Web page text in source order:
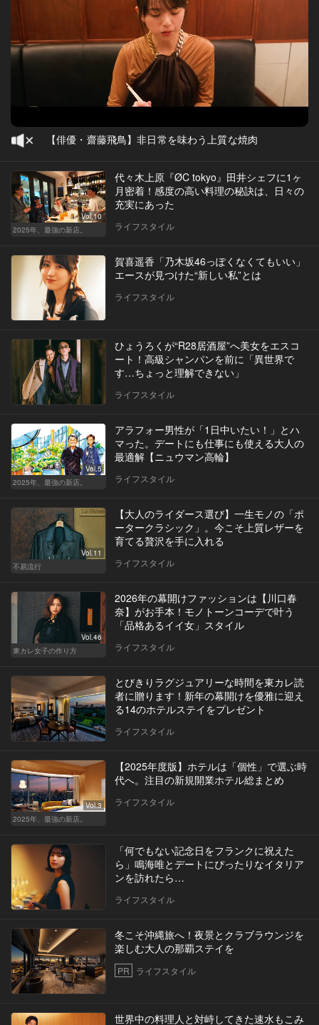
【俳優・齋藤飛鳥】非日常を味わう上質な焼肉
Vol.10
2025年、最強の新店。
代々木上原『ØC tokyo』田井シェフに1ヶ
月密着！感度の高い料理の秘訣は、日々の
充実にあった
ライフスタイル
賀喜遥香「乃木坂46っぽくなくてもいい」
エースが見つけた“新しい私”とは
ライフスタイル
ひょうろくが“R28居酒屋”へ美女をエスコ
ート！高級シャンパンを前に「異世界で
す…ちょっと理解できない」
ライフスタイル
Vol.5
2025年、最強の新店。
アラフォー男性が「1日中いたい！」とハ
マった。デートにも仕事にも使える大人の
最適解【ニュウマン高輪】
ライフスタイル
Vol.11
不易流行
【大人のライダース選び】一生モノの「ポ
ータークラシック」。今こそ上質レザーを
育てる贅沢を手に入れる
ライフスタイル
Vol.46
東カレ女子の作り方
2026年の幕開けファッションは【川口春
奈】がお手本！モノトーンコーデで叶う
「品格あるイイ女」スタイル
ライフスタイル
とびきりラグジュアリーな時間を東カレ読
者に贈ります！新年の幕開けを優雅に迎え
る14のホテルステイをプレゼント
ライフスタイル
Vol.3
2025年、最強の新店。
【2025年度版】ホテルは「個性」で選ぶ時
代へ。注目の新規開業ホテル総まとめ
ライフスタイル
「何でもない記念日をフランクに祝えた
ら」鳴海唯とデートにぴったりなイタリア
ンを訪れたら…
ライフスタイル
冬こそ沖縄旅へ！夜景とクラブラウンジを
楽しむ大人の那覇ステイを
PR ライフスタイル
世界中の料理人と対峙してきた速水もこみ